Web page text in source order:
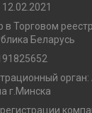
12.02.2021
в Торговом
Беларусь
г.Минска